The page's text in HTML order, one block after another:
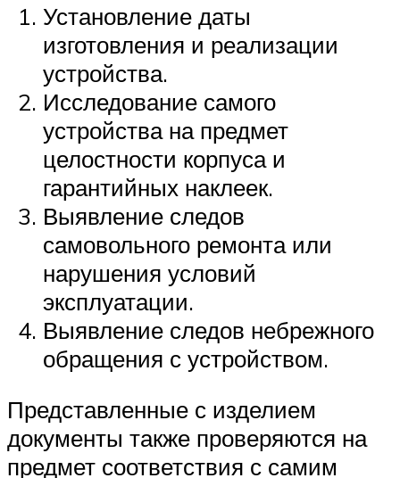
Установление даты
изготовления и реализации
устройства.
Исследование самого
устройства на предмет
целостности корпуса и
гарантийных наклеек.
Выявление следов
самовольного ремонта или
нарушения условий
эксплуатации.
Выявление следов небрежного
обращения с устройством.
Представленные с изделием
документы также проверяются на
предмет соответствия с самим